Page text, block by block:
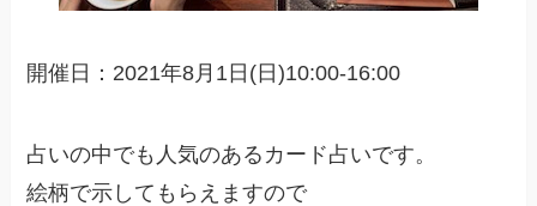
開催日：2021年8月1日(日)10:00-16:00
占いの中でも人気のあるカード占いです。
絵柄で示してもらえますので